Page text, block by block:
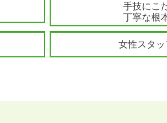
手技にこ
丁寧な根
女性スタッ